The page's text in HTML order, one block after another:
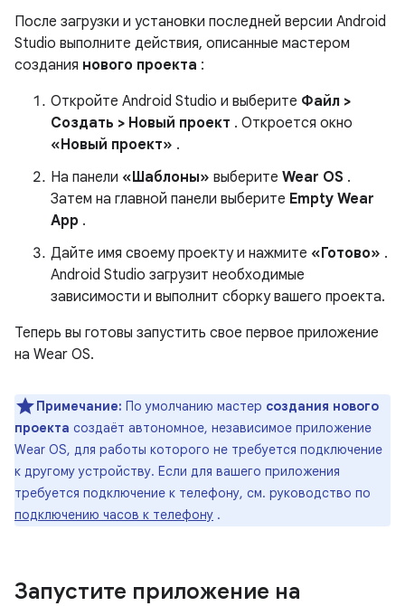
После загрузки и установки последней версии Android
Studio выполните действия, описанные мастером
создания нового проекта :
Откройте Android Studio и выберите Файл >
Создать > Новый проект . Откроется окно
«Новый проект» .
На панели «Шаблоны» выберите Wear OS .
Затем на главной панели выберите Empty Wear
App .
Дайте имя своему проекту и нажмите «Готово» .
Android Studio загрузит необходимые
зависимости и выполнит сборку вашего проекта.
Теперь вы готовы запустить свое первое приложение
на Wear OS.
Примечание: По умолчанию мастер создания нового
проекта создаёт автономное, независимое приложение
Wear OS, для работы которого не требуется подключение
к другому устройству. Если для вашего приложения
требуется подключение к телефону, см. руководство по
подключению часов к телефону .
Запустите приложение на